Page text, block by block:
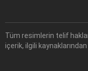
Tüm resimlerin telif
içerik, ilgili